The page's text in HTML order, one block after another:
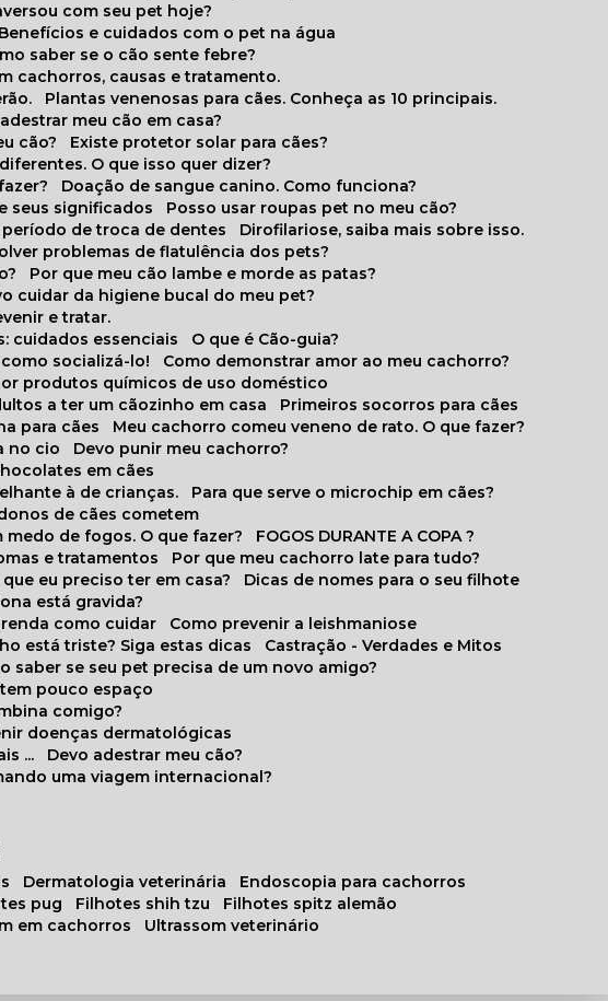
com seu pet hoje?
e cuidados com o pet na água
saber se o cão sente febre?
cachorros, causas e tratamento.
Plantas venenosas para cães. Conheça as 10 principais.
adestrar meu cão em casa?
cão?
Existe protetor solar para cães?
O que isso quer dizer?
Doação de sangue canino. Como funciona?
seus significados
Posso usar roupas pet no meu cão?
período de troca de dentes
Dirofilariose, saiba mais sobre isso.
problemas de flatulência dos pets?
Por que meu cão lambe e morde as patas?
cuidar da higiene bucal do meu pet?
e tratar.
cuidados essenciais
O que é Cão-guia?
como socializá-lo!
Como demonstrar amor ao meu cachorro?
produtos químicos de uso doméstico
a ter um cãozinho em casa
Primeiros socorros para cães
para cães
Meu cachorro comeu veneno de rato. O que fazer?
no cio
Devo punir meu cachorro?
em cães
à de crianças.
Para que serve o microchip em cães?
de cães cometem
medo de fogos. O que fazer?
FOGOS DURANTE A COPA ?
e tratamentos
Por que meu cachorro late para tudo?
que eu preciso ter em casa?
Dicas de nomes para o seu filhote
está gravida?
como cuidar
Como prevenir a leishmaniose
está triste? Siga estas dicas
Castração - Verdades e Mitos
saber se seu pet precisa de um novo amigo?
tem pouco espaço
comigo?
doenças dermatológicas
...
Devo adestrar meu cão?
uma viagem internacional?
dermatologia veterinária
endoscopia para cachorros
pug filhotes shih tzu
filhotes spitz alemão
em cachorros
ultrassom veterinário